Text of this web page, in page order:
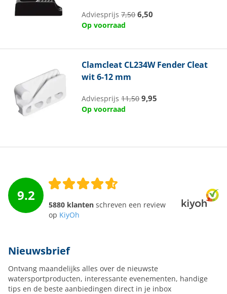
Adviesprijs7,50 6,50
Op voorraad
Clamcleat CL234W Fender Cleat
wit 6-12 mm
Adviesprijs11,50 9,95
Op voorraad
9.2
5880 klanten schreven een review
op KiyOh
Nieuwsbrief
Ontvang maandelijks alles over de nieuwste
watersportproducten, interessante evenementen, handige
tips en de beste aanbiedingen direct in je inbox